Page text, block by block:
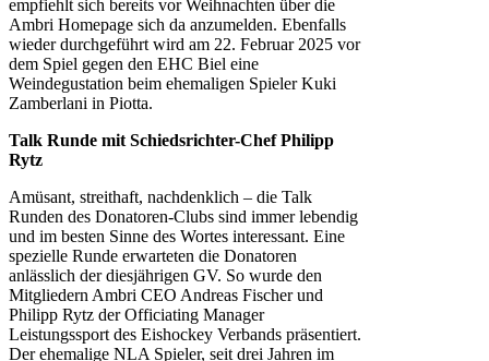
empfiehlt sich bereits vor Weihnachten über die
Ambri Homepage sich da anzumelden. Ebenfalls
wieder durchgeführt wird am 22. Februar 2025 vor
dem Spiel gegen den EHC Biel eine
Weindegustation beim ehemaligen Spieler Kuki
Zamberlani in Piotta.
Talk Runde mit Schiedsrichter-Chef Philipp
Rytz
Amüsant, streithaft, nachdenklich – die Talk
Runden des Donatoren-Clubs sind immer lebendig
und im besten Sinne des Wortes interessant. Eine
spezielle Runde erwarteten die Donatoren
anlässlich der diesjährigen GV. So wurde den
Mitgliedern Ambri CEO Andreas Fischer und
Philipp Rytz der Officiating Manager
Leistungssport des Eishockey Verbands präsentiert.
Der ehemalige NLA Spieler, seit drei Jahren im